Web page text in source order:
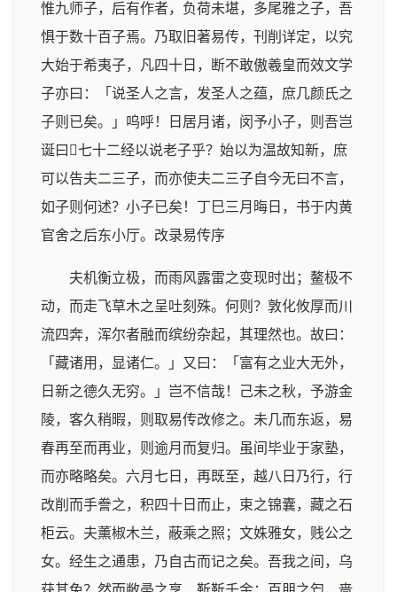
惟九师子，后有作者，负荷未堪，多尾雅之子，吾
惧于数十百子焉。乃取旧著易传，刊削详定，以究
大始于希夷子，凡四十日，断不敢傲羲皇而效文学
子亦曰：「说圣人之言，发圣人之蕴，庶几颜氏之
子则已矣。」呜呼！日居月诸，闵予小子，则吾岂
诞曰𬙆七十二经以说老子乎？始以为温故知新，庶
可以告夫二三子，而亦使夫二三子自今无曰不言，
如子则何述？小子已矣！丁巳三月晦日，书于内黄
官舍之后东小厅。改录易传序
夫机衡立极，而雨风露雷之变现时出；鳌极不
动，而走飞草木之呈吐刻殊。何则？敦化攸厚而川
流四奔，浑尔者融而缤纷杂起，其理然也。故曰：
「藏诸用，显诸仁。」又曰：「富有之业大无外，
日新之德久无穷。」岂不信哉！己未之秋，予游金
陵，客久稍暇，则取易传改修之。未几而东返，易
春再至而再业，则逾月而复归。虽间毕业于家塾，
而亦略略矣。六月七日，再既至，越八日乃行，行
改削而手誊之，积四十日而止，束之锦囊，藏之石
柜云。夫薰椒木兰，蔽乘之照；文姝雅女，贱公之
女。经生之通患，乃自古而记之矣。吾我之间，乌